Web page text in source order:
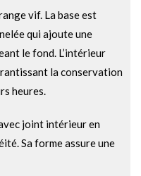
vif. La base est
qui ajoute une
le fond. L’intérieur
la conservation
heures.
joint intérieur en
Sa forme assure une